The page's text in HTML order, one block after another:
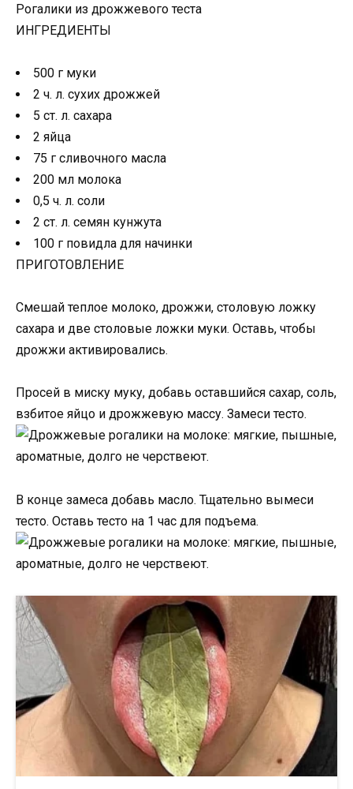
Рогалики из дрожжевого теста
ИНГРЕДИЕНТЫ
500 г муки
2 ч. л. сухих дрожжей
5 ст. л. сахара
2 яйца
75 г сливочного масла
200 мл молока
0,5 ч. л. соли
2 ст. л. семян кунжута
100 г повидла для начинки
ПРИГОТОВЛЕНИЕ
Смешай теплое молоко, дрожжи, столовую ложку
сахара и две столовые ложки муки. Оставь, чтобы
дрожжи активировались.
Просей в миску муку, добавь оставшийся сахар, соль,
взбитое яйцо и дрожжевую массу. Замеси тесто.
В конце замеса добавь масло. Тщательно вымеси
тесто. Оставь тесто на 1 час для подъема.